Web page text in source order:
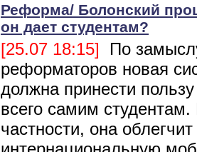
Реформа/ Болонский
он дает студентам?
[25.07 18:15] По
реформаторов новая
должна принести
всего самим студентам.
частности, она облегчит